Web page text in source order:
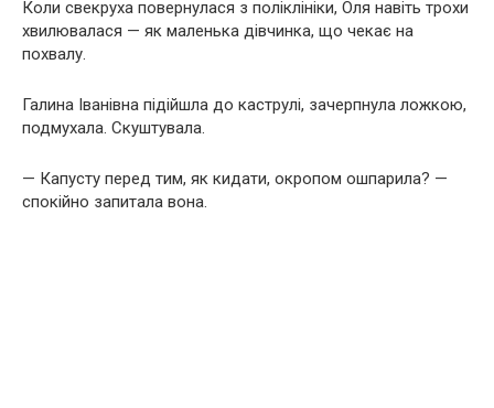
Коли свекруха повернулася з поліклініки, Оля навіть трохи
хвилювалася — як маленька дівчинка, що чекає на
похвалу.
Галина Іванівна підійшла до каструлі, зачерпнула ложкою,
подмухала. Скуштувала.
— Капусту перед тим, як кидати, окропом ошпарила? —
спокійно запитала вона.